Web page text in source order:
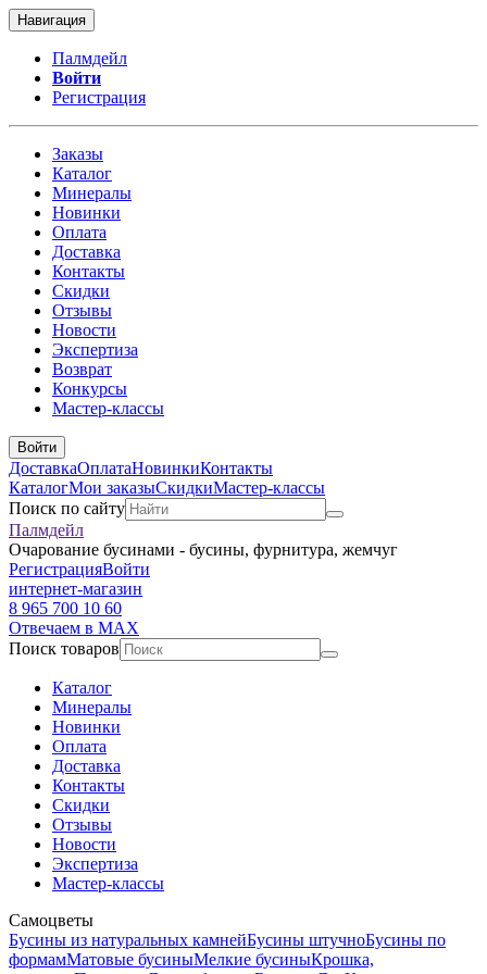
Навигация
Палмдейл
Войти
Регистрация
Заказы
Каталог
Минералы
Новинки
Оплата
Доставка
Контакты
Скидки
Отзывы
Новости
Экспертиза
Возврат
Конкурсы
Мастер-классы
Войти
ДоставкаОплатаНовинкиКонтакты
КаталогМои заказыСкидкиМастер-классы
Поиск по сайту
Палмдейл
Очарование бусинами - бусины, фурнитура, жемчуг
РегистрацияВойти
интернет-магазин
8 965 700 10 60
Отвечаем в MAX
Поиск товаров
Каталог
Минералы
Новинки
Оплата
Доставка
Контакты
Скидки
Отзывы
Новости
Экспертиза
Мастер-классы
Самоцветы
Бусины из натуральных камнейБусины штучноБусины по
формамМатовые бусиныМелкие бусиныКрошка,